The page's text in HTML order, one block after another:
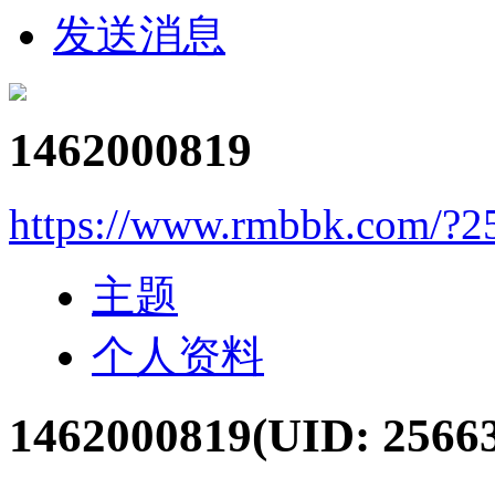
发送消息
1462000819
https://www.rmbbk.com/
主题
个人资料
1462000819(UID: